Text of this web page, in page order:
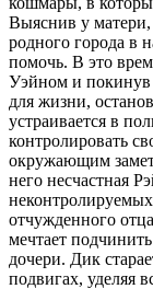
Выяснив у матери,
родного города в
помочь. В это
Уэйном и покинув
для жизни,
устраивается в
контролировать
окружающим
него несчастная
отчужденного
мечтает
дочери. Дик
подвигах, уделяя